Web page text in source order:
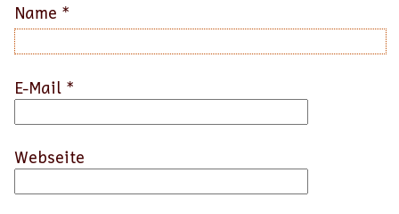
Name *
E-Mail *
Webseite